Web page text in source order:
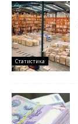
Статистика